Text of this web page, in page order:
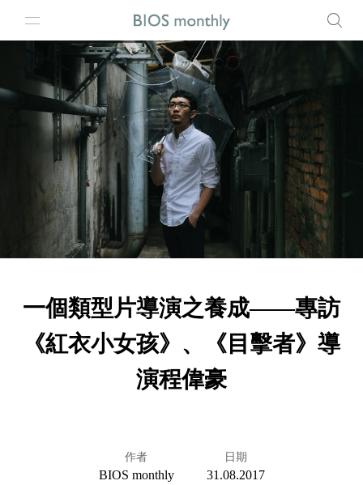
一個類型片導演之養成——專訪
《紅衣小女孩》、《目擊者》導
演程偉豪
作者
BIOS monthly
日期
31.08.2017